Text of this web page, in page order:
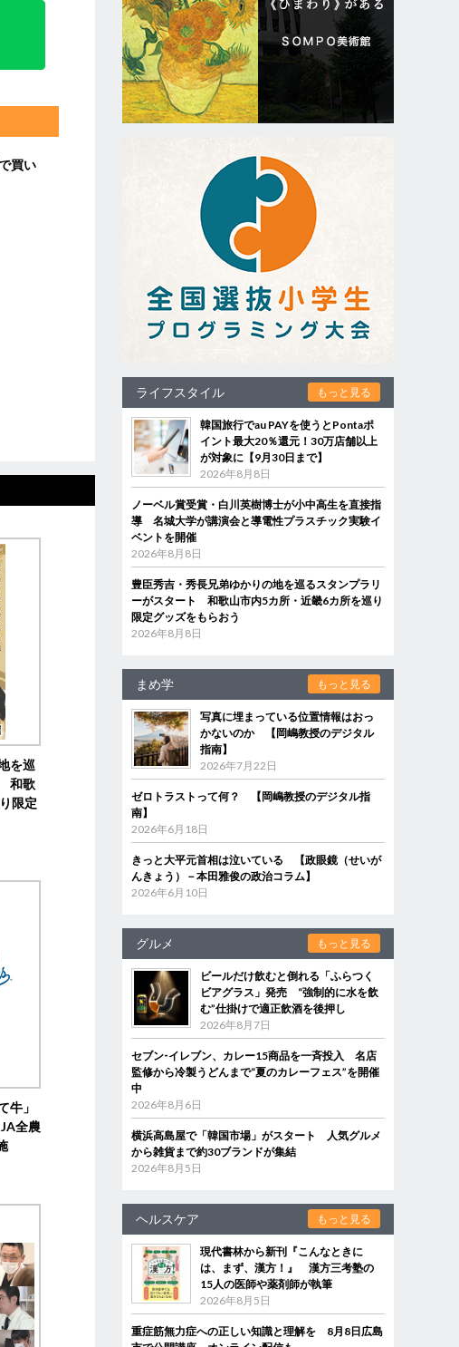
買い
を巡
和歌
限定
牛」
全農
ライフスタイル もっと見る
韓国旅行でau PAYを使うとPontaポ
イント最大20％還元！30万店舗以上
が対象に【9月30日まで】
2026年8月8日
ノーベル賞受賞・白川英樹博士が小中高生を直接指
導 名城大学が講演会と導電性プラスチック実験イ
ベントを開催
2026年8月8日
豊臣秀吉・秀長兄弟ゆかりの地を巡るスタンプラリ
ーがスタート 和歌山市内5カ所・近畿6カ所を巡り
限定グッズをもらおう
2026年8月8日
まめ学 もっと見る
写真に埋まっている位置情報はおっ
かないのか 【岡嶋教授のデジタル
指南】
2026年7月22日
ゼロトラストって何？ 【岡嶋教授のデジタル指
南】
2026年6月18日
きっと大平元首相は泣いている 【政眼鏡（せいが
んきょう）－本田雅俊の政治コラム】
2026年6月10日
グルメ もっと見る
ビールだけ飲むと倒れる「ふらつく
ビアグラス」発売 “強制的に水を飲
む”仕掛けで適正飲酒を後押し
2026年8月7日
セブン‐イレブン、カレー15商品を一斉投入 名店
監修から冷製うどんまで“夏のカレーフェス”を開催
中
2026年8月6日
横浜高島屋で「韓国市場」がスタート 人気グルメ
から雑貨まで約30ブランドが集結
2026年8月5日
ヘルスケア もっと見る
現代書林から新刊『こんなときに
は、まず、漢方！』 漢方三考塾の
15人の医師や薬剤師が執筆
2026年8月5日
重症筋無力症への正しい知識と理解を 8月8日広島